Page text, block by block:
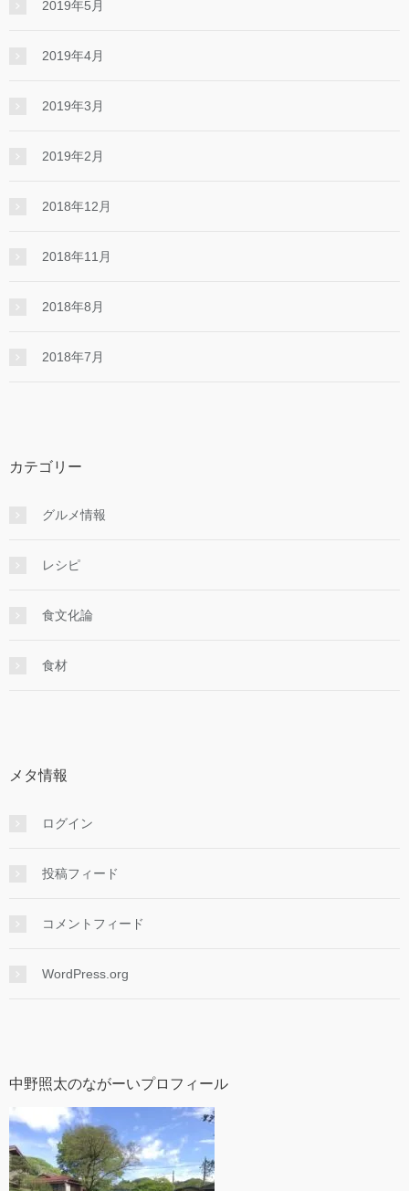
2019年5月
2019年4月
2019年3月
2019年2月
2018年12月
2018年11月
2018年8月
2018年7月
カテゴリー
グルメ情報
レシピ
食文化論
食材
メタ情報
ログイン
投稿フィード
コメントフィード
WordPress.org
中野照太のながーいプロフィール